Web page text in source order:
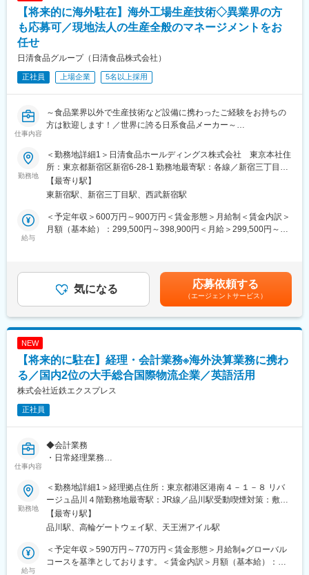
・風通しの良い組織：20代～50代まで幅広い世代が活躍してお
り、社員のコミュニケーションも活発です。
かを考える会社です。
・「人財を大切にする会社」：人材をその会社の“財産”として捉
え、各種研修や教育支援も充実しています。何よりも、一流のプ
ります。
・「高度な技術力」：技術力とは「問題・課題を解決する力」で
す。図面を実物にすることを追い求める、お客様の要望を実現す
るストイックな姿勢も会社としての魅力です。
・「技術者としてのキャリアアップ」：スーパーゼネコンとして
大規模なプロジェクトに挑戦できることはもちろん、現場と社内
関係部署が連携して難易度の高い仕事にも取り組むため、困難を
る会社です。
変更の範囲：会社の定める業務
【将来的に海外駐在】海外工場生産技術◇異業界の方
も応募可／現地法人の生産全般のマネージメントをお
任せ
日清食品グループ（日清食品株式会社）
正社員 上場企業 5名以上採用
仕事内容
～食品業界以外で生産技術など設備に携わったご経験をお持ちの
方は歓迎します！／世界に誇る日系食品メーカー～
■業務内容：海外事業拡大に伴い、入社後2年～3年を目途とした
国内、海外研修を経て海外拠点のいずれかに赴任いただきます。
※赴任地や赴任のタイミングについてはご経験や対象者の事情を考
慮して応相談といたします。
【具体的な業務内容】
１．生産ライン、付帯設備・・・・設備管理、オペレーション指
導、保全 等
２．工場マネージメントの補佐（労務管理、品質&コスト管理、安
生産全般の技術的な補完、マネージメントサポートをいただきた
いと考えております。
ェーン全体関与することができ業務のダイナミックさを感じるこ
とも可能な環境です。
■EARTH FOOD CHALLENGE 2030について：同社グループは人
候変動をはじめとする地球規模での環境問題が顕在化する中、世
界中の人々の食を支えるグローバルカンパニーとして、より高い
た。
■日清食品ホールディングスについて：同社に在籍し日清食品ホー
ルディングス株式会社への在籍出向となります。日清食品ホール
ディングスは持株会社として、グループ全体の経営戦略の策定・
推進、グループ経営の監査、その他経営管理などを行います。
勤務地
＜勤務地詳細1＞日清食品ホールディングス株式会社 東京本社住
所：東京都新宿区新宿6-28-1 勤務地最寄駅：各線／新宿三丁目駅
受動喫煙対策：屋内全面禁煙＜勤務地詳細2＞国内工場所在地住
所：茨城県、静岡県、滋賀県、山口県 受動喫煙対策：屋内全面禁
ア受動喫煙対策：屋内全面禁煙変更の範囲：会社の定める事業所
（リモートワーク含む）
【最寄り駅】
東新宿駅、新宿三丁目駅、西武新宿駅
給与
＜予定年収＞600万円～900万円＜賃金形態＞月給制＜賃金内訳＞
月額（基本給）：299,500円～398,900円＜月給＞299,500円～
長の場合：年俸制 1,150万円~1300万円±業績手当（数十万円で
す）※係長職の年収は年齢、スキル、扶養や世帯状況によります。
■海外赴任時手当有賃金はあくまでも目安の金額であり、選考を通
じて上下する可能性があります。月給(月額)は固定手当を含めた表
記です。
気になる 応募依頼する
（エージェントサービス）
NEW
【将来的に駐在】経理・会計業務※海外決算業務に携わ
る／国内2位の大手総合国際物流企業／英語活用
株式会社近鉄エクスプレス
正社員
仕事内容
◆会計業務
・日常経理業務
・予算策定、管理
・固定資産管理
◆海外精算業務
・海外グループ会社・海外代理店との精算業務
（海外の会社に対する売掛金及び買掛金管理と決済、為替予約
等）
勤務地
＜勤務地詳細1＞経理拠点住所：東京都港区港南４－１－８ リバ
ージュ品川４階勤務地最寄駅：JR線／品川駅受動喫煙対策：敷地
内喫煙可能場所あり＜勤務地詳細2＞海外住所：米州（USA）／欧
州（オランダ） 東南アジア（シンガポール／フィリピン／タイ／
全面禁煙変更の範囲：会社の定める事業所（リモートワーク含
む）
【最寄り駅】
品川駅、高輪ゲートウェイ駅、天王洲アイル駅
給与
＜予定年収＞590万円～770万円＜賃金形態＞月給制※グローバル
コースを基準としております。＜賃金内訳＞月額（基本給）：